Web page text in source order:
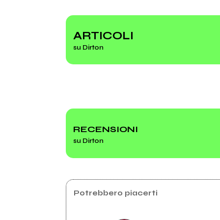
New Gospel Sounds
ARTICOLI
su Dirton
RECENSIONI
su Dirton
Potrebbero piacerti